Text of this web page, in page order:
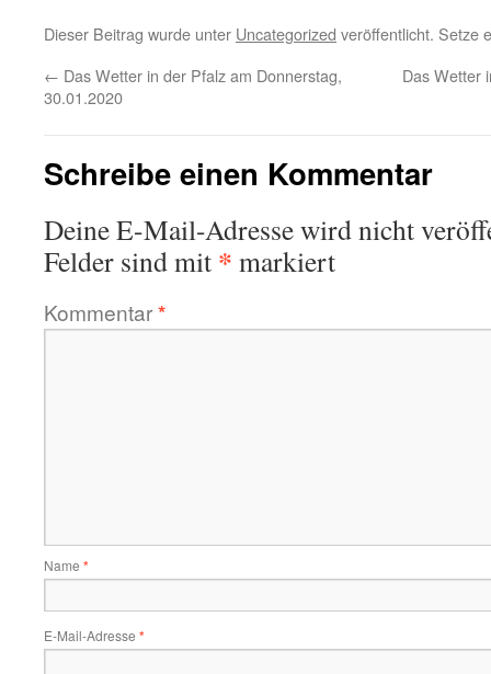
Dieser Beitrag wurde unter Uncategorized veröffentlicht. Setze
← Das Wetter in der Pfalz am Donnerstag,
30.01.2020
Das Wetter
Schreibe einen Kommentar
Deine E-Mail-Adresse wird nicht
Felder sind mit * markiert
Kommentar*
Name *
E-Mail-Adresse *